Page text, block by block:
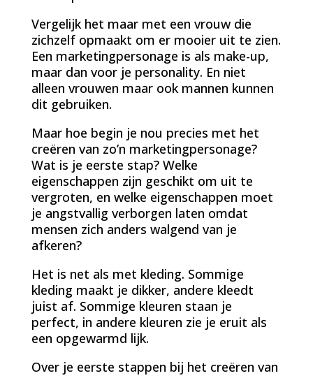
Vergelijk het maar met een vrouw die
zichzelf opmaakt om er mooier uit te zien.
Een marketingpersonage is als make-up,
maar dan voor je personality. En niet
alleen vrouwen maar ook mannen kunnen
dit gebruiken.
Maar hoe begin je nou precies met het
creëren van zo’n marketingpersonage?
Wat is je eerste stap? Welke
eigenschappen zijn geschikt om uit te
vergroten, en welke eigenschappen moet
je angstvallig verborgen laten omdat
mensen zich anders walgend van je
afkeren?
Het is net als met kleding. Sommige
kleding maakt je dikker, andere kleedt
juist af. Sommige kleuren staan je
perfect, in andere kleuren zie je eruit als
een opgewarmd lijk.
Over je eerste stappen bij het creëren van